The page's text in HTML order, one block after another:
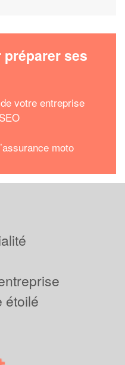
ses
votre entreprise
moto
étoilé